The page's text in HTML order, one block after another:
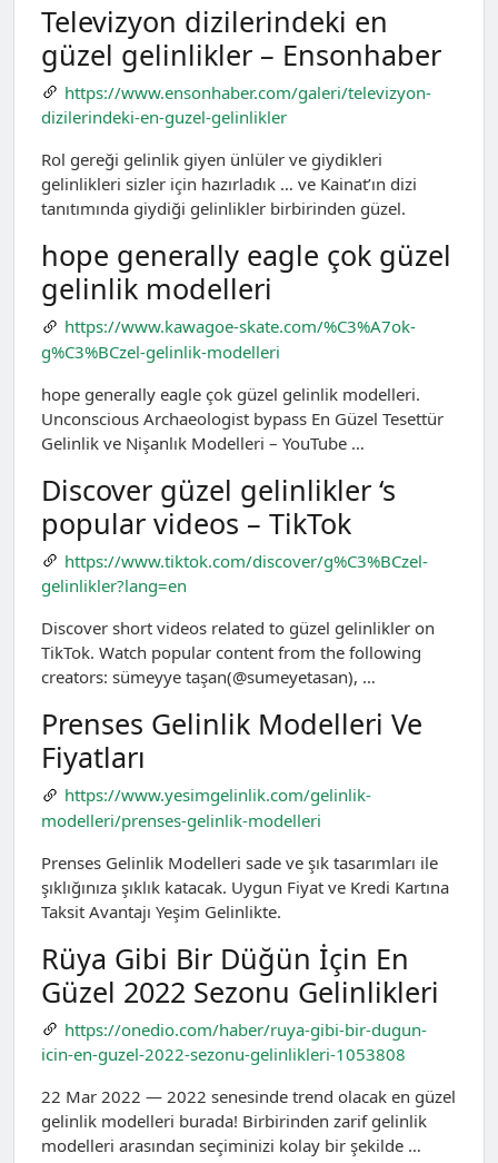
Televizyon dizilerindeki en
güzel gelinlikler – Ensonhaber
https://www.ensonhaber.com/galeri/televizyon-
dizilerindeki-en-guzel-gelinlikler
Rol gereği gelinlik giyen ünlüler ve giydikleri
gelinlikleri sizler için hazırladık … ve Kainat’ın dizi
tanıtımında giydiği gelinlikler birbirinden güzel.
hope generally eagle çok güzel
gelinlik modelleri
https://www.kawagoe-skate.com/%C3%A7ok-
g%C3%BCzel-gelinlik-modelleri
hope generally eagle çok güzel gelinlik modelleri.
Unconscious Archaeologist bypass En Güzel Tesettür
Gelinlik ve Nişanlık Modelleri – YouTube …
Discover güzel gelinlikler ‘s
popular videos – TikTok
https://www.tiktok.com/discover/g%C3%BCzel-
gelinlikler?lang=en
Discover short videos related to güzel gelinlikler on
TikTok. Watch popular content from the following
creators: sümeyye taşan(@sumeyetasan), …
Prenses Gelinlik Modelleri Ve
Fiyatları
https://www.yesimgelinlik.com/gelinlik-
modelleri/prenses-gelinlik-modelleri
Prenses Gelinlik Modelleri sade ve şık tasarımları ile
şıklığınıza şıklık katacak. Uygun Fiyat ve Kredi Kartına
Taksit Avantajı Yeşim Gelinlikte.
Rüya Gibi Bir Düğün İçin En
Güzel 2022 Sezonu Gelinlikleri
https://onedio.com/haber/ruya-gibi-bir-dugun-
icin-en-guzel-2022-sezonu-gelinlikleri-1053808
22 Mar 2022 — 2022 senesinde trend olacak en güzel
gelinlik modelleri burada! Birbirinden zarif gelinlik
modelleri arasından seçiminizi kolay bir şekilde …